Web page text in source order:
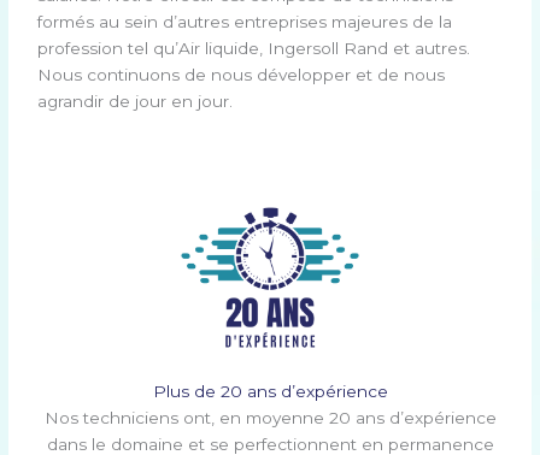
formés au sein d’autres entreprises majeures de la
profession tel qu’Air liquide, Ingersoll Rand et autres.
Nous continuons de nous développer et de nous
agrandir de jour en jour.
Plus de 20 ans d’expérience
Nos techniciens ont, en moyenne 20 ans d’expérience
dans le domaine et se perfectionnent en permanence